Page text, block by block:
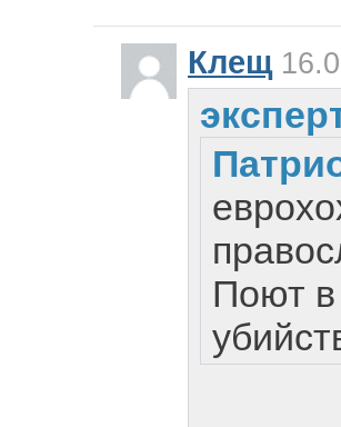
Клещ
Поют в